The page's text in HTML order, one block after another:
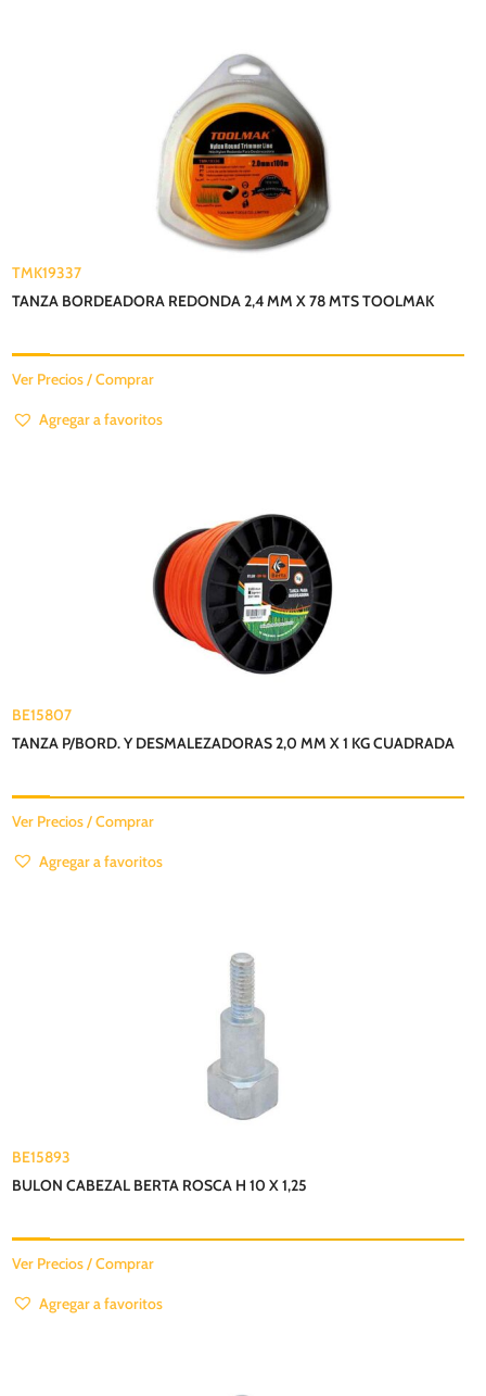
TMK19337
TANZA BORDEADORA REDONDA 2,4 MM X 78 MTS TOOLMAK
Ver Precios / Comprar
Agregar a favoritos
BE15807
TANZA P/BORD. Y DESMALEZADORAS 2,0 MM X 1 KG CUADRADA
Ver Precios / Comprar
Agregar a favoritos
BE15893
BULON CABEZAL BERTA ROSCA H 10 X 1,25
Ver Precios / Comprar
Agregar a favoritos